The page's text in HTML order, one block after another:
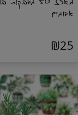
מארז 50
אדומים
₪25